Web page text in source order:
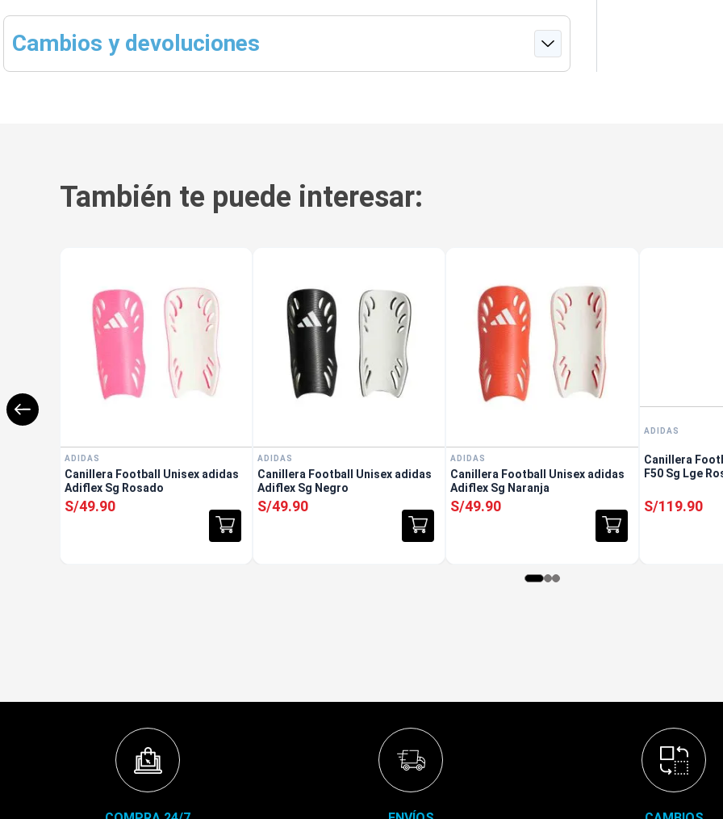
Cambios y devoluciones
También te puede interesar:
ADIDAS
Canillera Football Unisex adidas
Adiflex Sg Rosado
S/49.90
ADIDAS
Canillera Football Unisex adidas
Adiflex Sg Negro
S/49.90
ADIDAS
Canillera Football Unisex adidas
Adiflex Sg Naranja
S/49.90
ADIDAS
Canillera
F50 Sg Lge
S/119.90